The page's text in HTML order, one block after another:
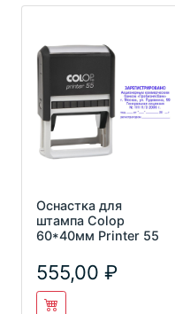
Оснастка для
штампа Colop
60*40мм Printer 55
555,00